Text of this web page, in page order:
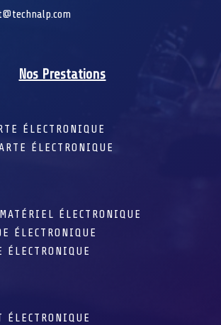
Nos Prestations
ÉLECTRONIQUE
ÉLECTRONIQUE
ÉLECTRONIQUE
ÉLECTRONIQUE
ÉLECTRONIQUE
ÉLECTRONIQUE